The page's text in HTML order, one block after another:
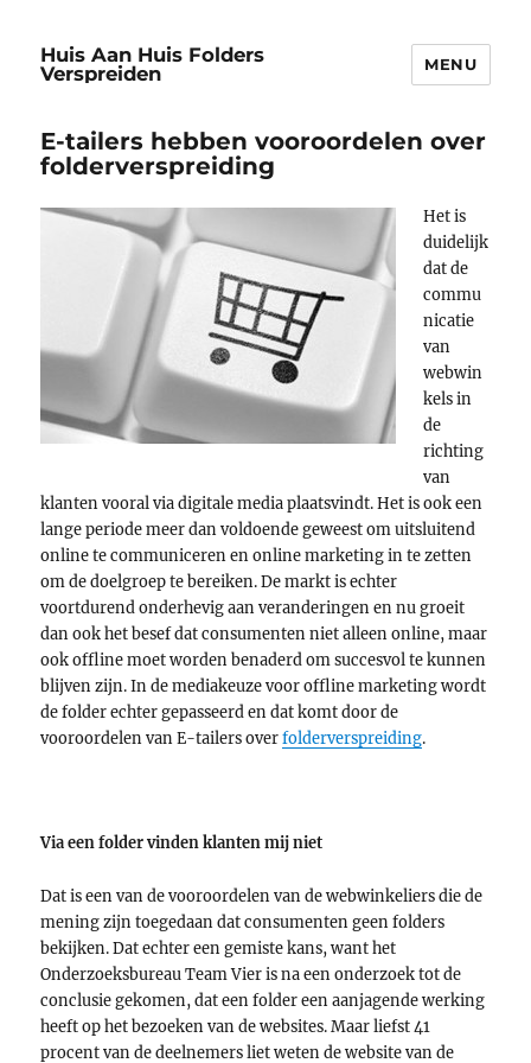
Huis Aan Huis Folders
Verspreiden
MENU
E-tailers hebben vooroordelen over
folderverspreiding
Het is
duidelijk
dat de
commu
nicatie
van
webwin
kels in
de
richting
van
klanten vooral via digitale media plaatsvindt. Het is ook een
lange periode meer dan voldoende geweest om uitsluitend
online te communiceren en online marketing in te zetten
om de doelgroep te bereiken. De markt is echter
voortdurend onderhevig aan veranderingen en nu groeit
dan ook het besef dat consumenten niet alleen online, maar
ook offline moet worden benaderd om succesvol te kunnen
blijven zijn. In de mediakeuze voor offline marketing wordt
de folder echter gepasseerd en dat komt door de
vooroordelen van E-tailers overfolderverspreiding.
Via een folder vinden klanten mij niet
Dat is een van de vooroordelen van de webwinkeliers die de
mening zijn toegedaan dat consumenten geen folders
bekijken. Dat echter een gemiste kans, want het
Onderzoeksbureau Team Vier is na een onderzoek tot de
conclusie gekomen, dat een folder een aanjagende werking
heeft op het bezoeken van de websites. Maar liefst 41
procent van de deelnemers liet weten de website van de